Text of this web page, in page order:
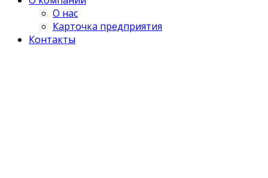
О нас
Карточка предприятия
Контакты